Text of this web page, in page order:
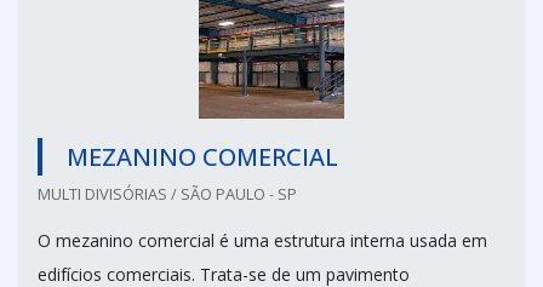
MEZANINO COMERCIAL
MULTI DIVISÓRIAS / SÃO PAULO - SP
O mezanino comercial é uma estrutura interna usada em
edifícios comerciais. Trata-se de um pavimento